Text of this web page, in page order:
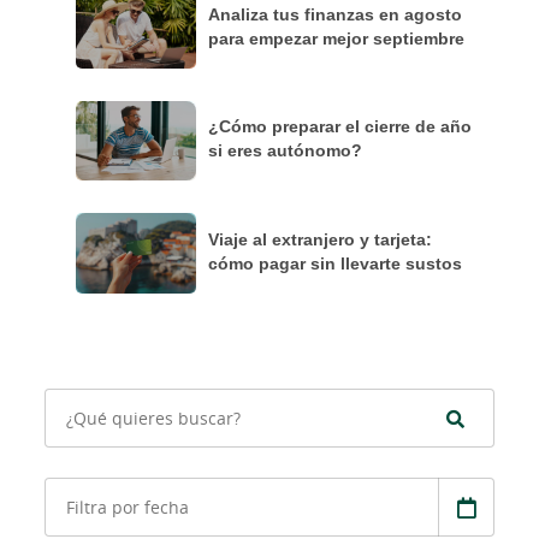
Analiza tus finanzas en agosto
para empezar mejor septiembre
¿Cómo preparar el cierre de año
si eres autónomo?
Viaje al extranjero y tarjeta:
cómo pagar sin llevarte sustos